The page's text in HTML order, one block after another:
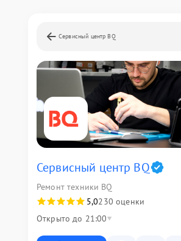
Сервисный центр BQ
Сервисный центр BQ
Ремонт техники BQ
5,0230 оценки
Открыто до 21:00